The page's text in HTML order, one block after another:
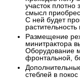
участок плотно
смысл
С ней будет
растительность
Размещение
минитрактора
Оборудование
фронтальной,
стеблей в